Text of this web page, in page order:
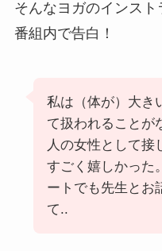
そんなヨガのインス
番組内で告白！
私は（体が）大き
て扱われることが
人の女性として接
すごく嬉しかった
ートでも先生とお
て..